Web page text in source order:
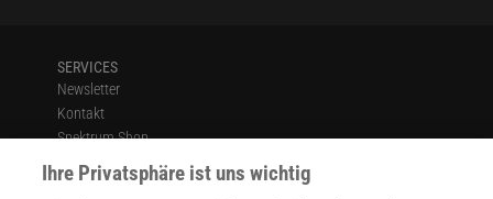
SERVICES
Newsletter
Kontakt
Spektrum Shop
Im Handel kaufen
Presse
Ihre Privatsphäre ist uns wichtig